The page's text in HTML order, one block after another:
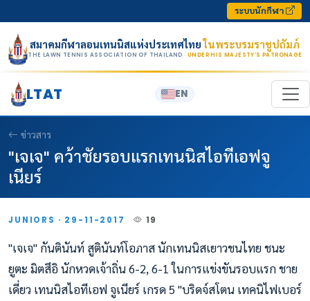
ระบบนักกีฬา
สมาคมกีฬาลอนเทนนิสแห่งประเทศไทยในพระบรมราชูปถัมภ์
THE LAWN TENNIS ASSOCIATION OF THAILAND · UNDER HIS MAJESTY’S PATRONAGE
LTAT EN
ข่าวสาร
"เจเจ" คว้าชัยรอบแรกเทนนิสไอทีเอฟจู
เนียร์
JUNIORS · 29-11-2017 19
"เจเจ" กันตินันท์ สูตินันท์โอภาส นักเทนนิสเยาวชนไทย ชนะ
ยูตะ มิตสึอิ นักหวดเจ้าถิ่น 6-2, 6-1 ในการแข่งขันรอบแรก ชาย
เดี่ยว เทนนิสไอทีเอฟ จูเนียร์ เกรด 5 "บริดจ์สโตน เทคนิไฟเบอร์